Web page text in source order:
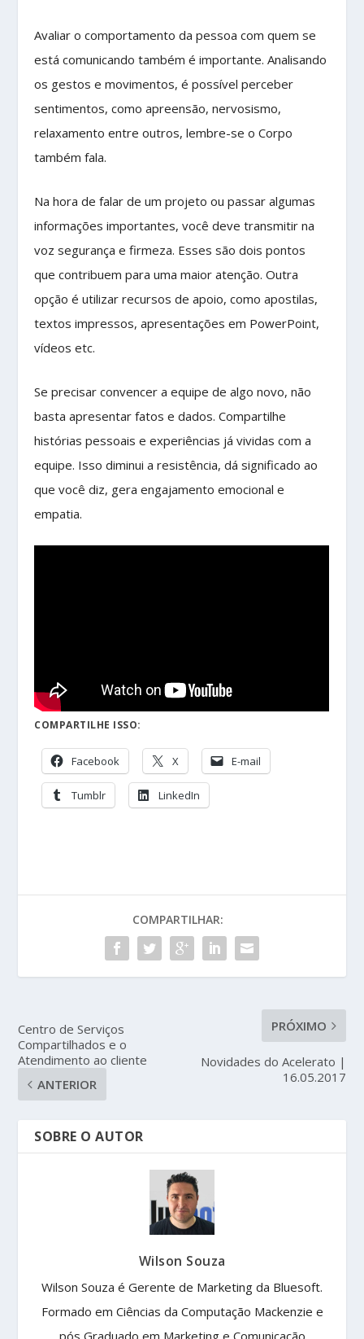
Avaliar o comportamento da pessoa com quem se
está comunicando também é importante. Analisando
os gestos e movimentos, é possível perceber
sentimentos, como apreensão, nervosismo,
relaxamento entre outros, lembre-se o Corpo
também fala.
Na hora de falar de um projeto ou passar algumas
informações importantes, você deve transmitir na
voz segurança e firmeza. Esses são dois pontos
que contribuem para uma maior atenção. Outra
opção é utilizar recursos de apoio, como apostilas,
textos impressos, apresentações em PowerPoint,
vídeos etc.
Se precisar convencer a equipe de algo novo, não
basta apresentar fatos e dados. Compartilhe
histórias pessoais e experiências já vividas com a
equipe. Isso diminui a resistência, dá significado ao
que você diz, gera engajamento emocional e
empatia.
COMPARTILHE ISSO:
Facebook X E-mail
Tumblr LinkedIn
COMPARTILHAR:
Centro de Serviços
Compartilhados e o
Atendimento ao cliente
ANTERIOR
PRÓXIMO
Novidades do Acelerato |
16.05.2017
SOBRE O AUTOR
Wilson Souza
Wilson Souza é Gerente de Marketing da Bluesoft.
Formado em Ciências da Computação Mackenzie e
pós Graduado em Marketing e Comunicação